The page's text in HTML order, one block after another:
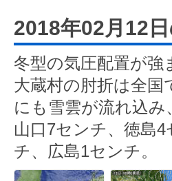
2018年02月12
冬型の気圧配置が強
大蔵村の肘折は全国
にも雪雲が流れ込
山口7センチ、徳島
チ、広島1センチ。